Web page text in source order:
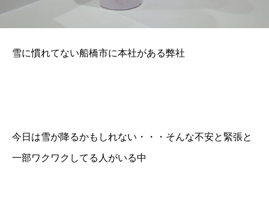
雪に慣れてない船橋市に本社がある弊社
今日は雪が降るかもしれない・・・そんな不安と緊張と
一部ワクワクしてる人がいる中